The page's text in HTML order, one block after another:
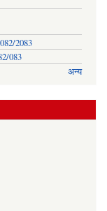
2083
083
अन्य